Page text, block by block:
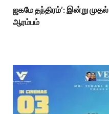
ஜகமே தந்திரம்’: இன்று முதல்
ஆரம்பம்